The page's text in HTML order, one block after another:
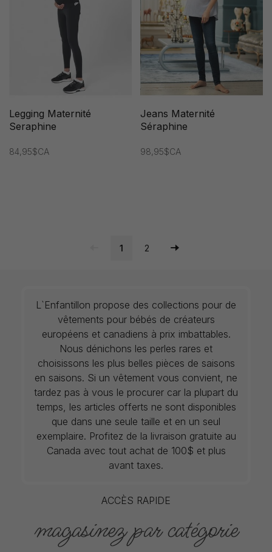
Legging Maternité
Seraphine
84,95$CA
Jeans Maternité
Séraphine
98,95$CA
1 2
L`Enfantillon propose des collections pour de
vêtements pour bébés de créateurs
européens et canadiens à prix imbattables.
Nous dénichons les perles rares et
choisissons les plus belles pièces de saisons
en saisons. Si un vêtement vous convient, ne
tardez pas à vous le procurer car la plupart du
temps, les articles offerts ne sont disponibles
que dans une seule taille et en un seul
exemplaire. Profitez de la livraison gratuite au
Canada avec tout achat de 100$ et plus
avant taxes.
ACCÈS RAPIDE
magasinez par catégorie